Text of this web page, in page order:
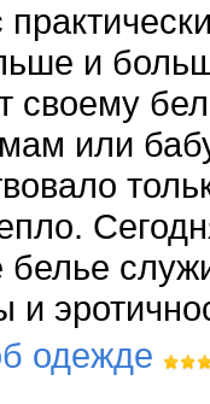
и
своему
или
белье
и
одежде